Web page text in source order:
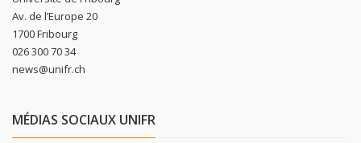
Av. de l’Europe 20
1700 Fribourg
026 300 70 34
news@unifr.ch
MÉDIAS SOCIAUX UNIFR